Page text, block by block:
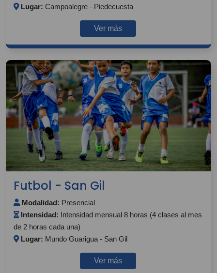
Lugar: Campoalegre - Piedecuesta
Ver más
Futbol - San Gil
Modalidad: Presencial
Intensidad: Intensidad mensual 8 horas (4 clases al mes
de 2 horas cada una)
Lugar: Mundo Guarigua - San Gil
Ver más